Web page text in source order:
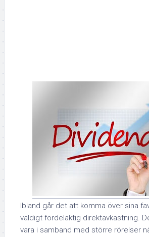
Ibland går det att komma över sina
väldigt fördelaktig direktavkastning.
vara i samband med större rörelser